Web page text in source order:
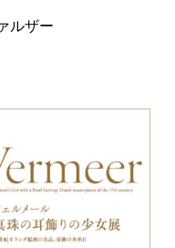
ルザー